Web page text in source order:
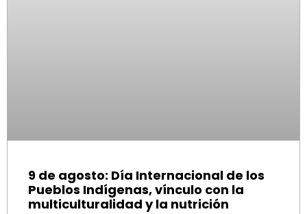
9 de agosto: Día Internacional de los
Pueblos Indígenas, vínculo con la
multiculturalidad y la nutrición